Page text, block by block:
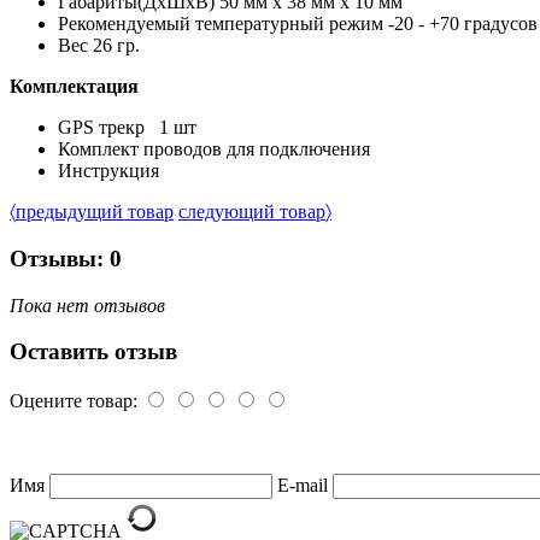
Рекомендуемый температурный режим -20 - +70 градусов
Вес 26 гр.
Комплектация
GPS трекр 1 шт
Комплект проводов для подключения
Инструкция
〈предыдущий товар следующий товар〉
Отзывы: 0
Пока нет отзывов
Оставить отзыв
Оцените товар:
Имя E-mail